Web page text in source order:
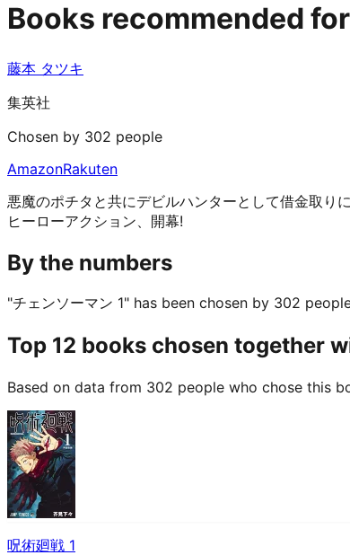
Books recommended
藤本 タツキ
集英社
Chosen by 302 people
AmazonRakuten
悪魔のポチタと共にデビルハンターとして借金取り
ヒーローアクション、開幕!
By the numbers
"チェンソーマン 1" has been chosen by 302
Top 12 books chosen together
Based on data from 302 people who chose this
呪術廻戦 1